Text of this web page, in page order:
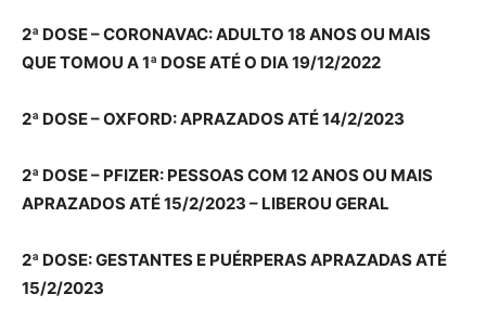
2ª DOSE – CORONAVAC: ADULTO 18 ANOS OU MAIS
QUE TOMOU A 1ª DOSE ATÉ O DIA 19/12/2022
2ª DOSE – OXFORD: APRAZADOS ATÉ 14/2/2023
2ª DOSE – PFIZER: PESSOAS COM 12 ANOS OU MAIS
APRAZADOS ATÉ 15/2/2023 – LIBEROU GERAL
2ª DOSE: GESTANTES E PUÉRPERAS APRAZADAS ATÉ
15/2/2023